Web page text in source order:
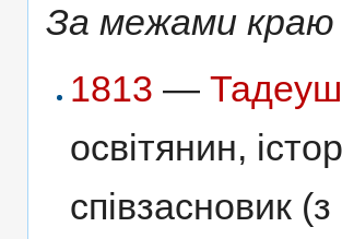
За межами краю
1813 —
освітянин,
співзасновик